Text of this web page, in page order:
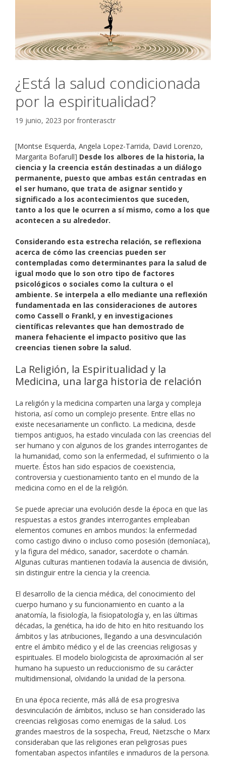
¿Está la salud condicionada
por la espiritualidad?
19 junio, 2023 por fronterasctr
[Montse Esquerda, Angela Lopez-Tarrida, David Lorenzo,
Margarita Bofarull] Desde los albores de la historia, la
ciencia y la creencia están destinadas a un diálogo
permanente, puesto que ambas están centradas en
el ser humano, que trata de asignar sentido y
significado a los acontecimientos que suceden,
tanto a los que le ocurren a sí mismo, como a los que
acontecen a su alrededor.
Considerando esta estrecha relación, se reflexiona
acerca de cómo las creencias pueden ser
contempladas como determinantes para la salud de
igual modo que lo son otro tipo de factores
psicológicos o sociales como la cultura o el
ambiente. Se interpela a ello mediante una reflexión
fundamentada en las consideraciones de autores
como Cassell o Frankl, y en investigaciones
científicas relevantes que han demostrado de
manera fehaciente el impacto positivo que las
creencias tienen sobre la salud.
La Religión, la Espiritualidad y la
Medicina, una larga historia de relación
La religión y la medicina comparten una larga y compleja
historia, así como un complejo presente. Entre ellas no
existe necesariamente un conflicto. La medicina, desde
tiempos antiguos, ha estado vinculada con las creencias del
ser humano y con algunos de los grandes interrogantes de
la humanidad, como son la enfermedad, el sufrimiento o la
muerte. Éstos han sido espacios de coexistencia,
controversia y cuestionamiento tanto en el mundo de la
medicina como en el de la religión.
Se puede apreciar una evolución desde la época en que las
respuestas a estos grandes interrogantes empleaban
elementos comunes en ambos mundos: la enfermedad
como castigo divino o incluso como posesión (demoníaca),
y la figura del médico, sanador, sacerdote o chamán.
Algunas culturas mantienen todavía la ausencia de división,
sin distinguir entre la ciencia y la creencia.
El desarrollo de la ciencia médica, del conocimiento del
cuerpo humano y su funcionamiento en cuanto a la
anatomía, la fisiología, la fisiopatología y, en las últimas
décadas, la genética, ha ido de hito en hito resituando los
ámbitos y las atribuciones, llegando a una desvinculación
entre el ámbito médico y el de las creencias religiosas y
espirituales. El modelo biologicista de aproximación al ser
humano ha supuesto un reduccionismo de su carácter
multidimensional, olvidando la unidad de la persona.
En una época reciente, más allá de esa progresiva
desvinculación de ámbitos, incluso se han considerado las
creencias religiosas como enemigas de la salud. Los
grandes maestros de la sospecha, Freud, Nietzsche o Marx
consideraban que las religiones eran peligrosas pues
fomentaban aspectos infantiles e inmaduros de la persona.